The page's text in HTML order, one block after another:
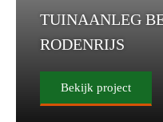
TUINAANLEG
RODENRIJS
Bekijk project